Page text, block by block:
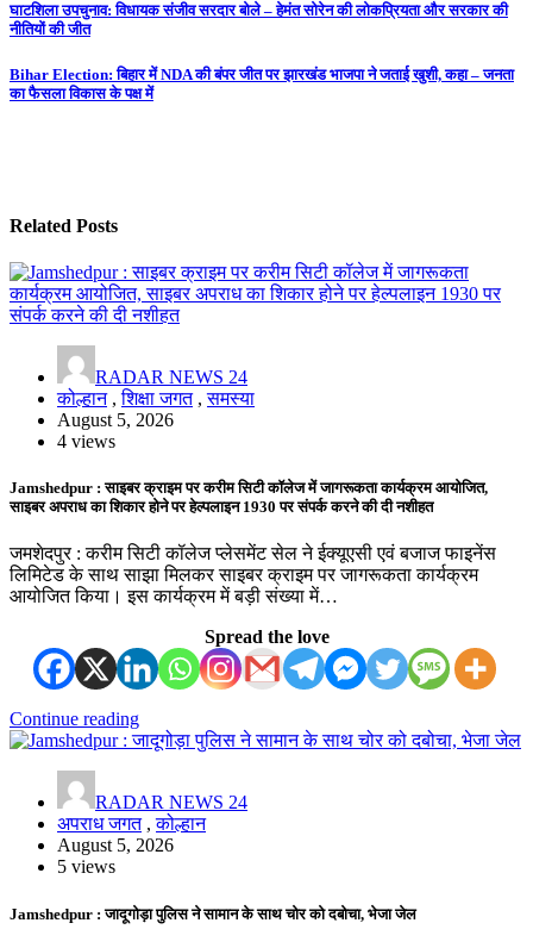
घाटशिला उपचुनाव: विधायक संजीव सरदार बोले – हेमंत सोरेन की लोकप्रियता और सरकार की
नीतियों की जीत
Bihar Election: बिहार में NDA की बंपर जीत पर झारखंड भाजपा ने जताई खुशी, कहा – जनता
का फैसला विकास के पक्ष में
Related Posts
RADAR NEWS 24
कोल्हान,शिक्षा जगत,समस्या
August 5, 2026
4 views
Jamshedpur : साइबर क्राइम पर करीम सिटी कॉलेज में जागरूकता कार्यक्रम आयोजित,
साइबर अपराध का शिकार होने पर हेल्पलाइन 1930 पर संपर्क करने की दी नशीहत
जमशेदपुर : करीम सिटी कॉलेज प्लेसमेंट सेल ने ईक्यूएसी एवं बजाज फाइनेंस
लिमिटेड के साथ साझा मिलकर साइबर क्राइम पर जागरूकता कार्यक्रम
आयोजित किया। इस कार्यक्रम में बड़ी संख्या में…
Spread the love
Continue reading
RADAR NEWS 24
अपराध जगत,कोल्हान
August 5, 2026
5 views
Jamshedpur : जादूगोड़ा पुलिस ने सामान के साथ चोर को दबोचा, भेजा जेल